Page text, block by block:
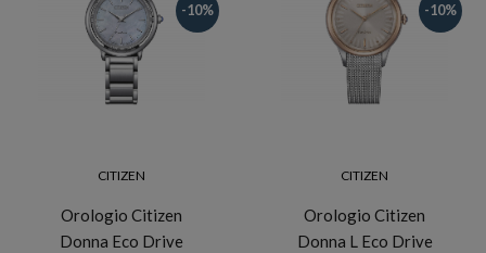
-10%
CITIZEN
Orologio Citizen
Donna Eco Drive
-10%
CITIZEN
Orologio Citizen
Donna L Eco Drive